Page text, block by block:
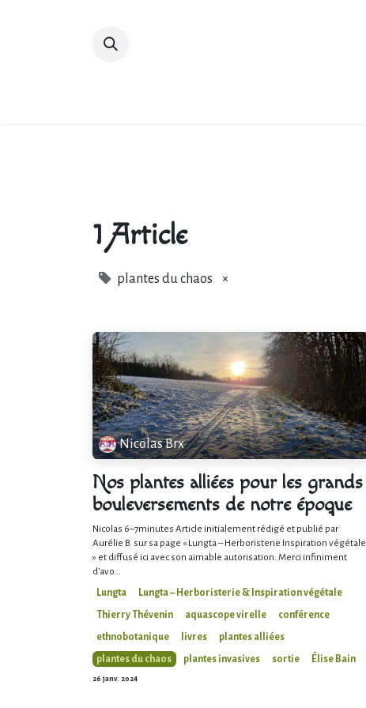
1 Article
plantes du chaos ×
Nicolas Brx
Nos plantes alliées pour les grands
bouleversements de notre époque
Nicolas 6–7minutes Article initialement rédigé et publié par
Aurélie B. sur sa page « Lungta – Herboristerie Inspiration végétale
» et diffusé ici avec son aimable autorisation. Merci infiniment
d’avo...
Lungta
Lungta – Herboristerie & Inspiration végétale
Thierry Thévenin
aquascope virelle
conférence
ethnobotanique
livres
plantes alliées
plantes du chaos
plantes invasives sortie Élise Bain
26 janv. 2024